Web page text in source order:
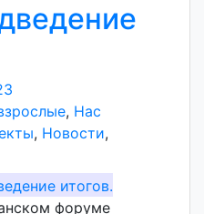
в
т
р
:
, Нас
, Новости,
форуме